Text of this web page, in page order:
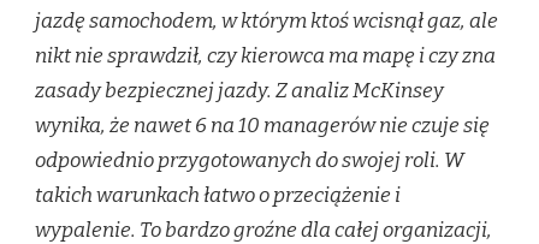
jazdę samochodem, w którym ktoś wcisnął gaz, ale
nikt nie sprawdził, czy kierowca ma mapę i czy zna
zasady bezpiecznej jazdy. Z analiz McKinsey
wynika, że nawet 6 na 10 managerów nie czuje się
odpowiednio przygotowanych do swojej roli. W
takich warunkach łatwo o przeciążenie i
wypalenie. To bardzo groźne dla całej organizacji,